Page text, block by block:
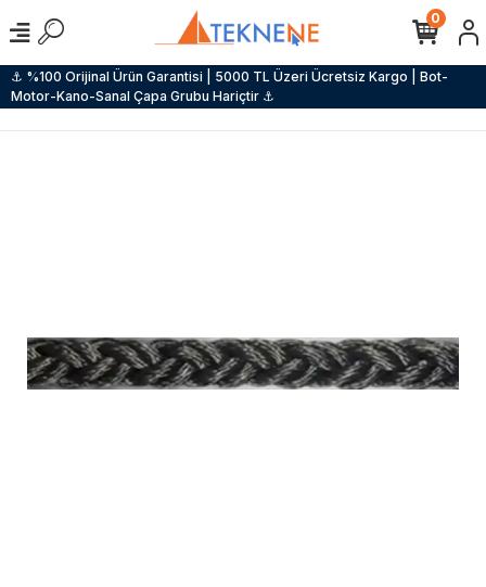
⚓ %100 Orijinal Ürün Garantisi | 5000 TL Üzeri Ücretsiz Kargo | Bot-
Motor-Kano-Sanal Çapa Grubu Hariçtir ⚓
0